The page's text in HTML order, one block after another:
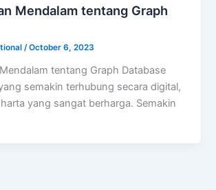
Mendalam tentang Graph
/October 6, 2023
tentang Graph Database
semakin terhubung secara digital,
yang sangat berharga. Semakin